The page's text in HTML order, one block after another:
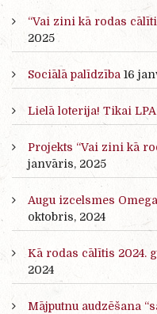
“Vai zini kā rodas
2025
Sociālā palīdzība 16
Lielā loterija! Tikai
Projekts “Vai zini kā
janvāris, 2025
Augu izcelsmes
oktobris, 2024
Kā rodas cālītis 2024.
2024
Mājputnu audzēšana